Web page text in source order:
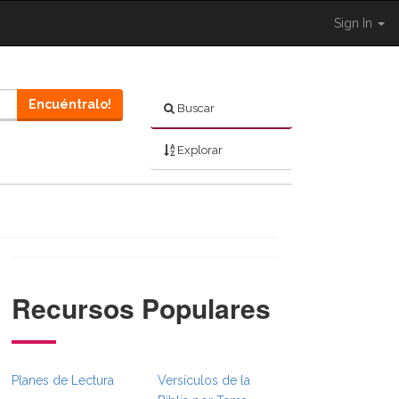
Sign In
Buscar
Explorar
Encuéntralo!
}} }}
Recursos Populares
Planes de Lectura
Versículos de la